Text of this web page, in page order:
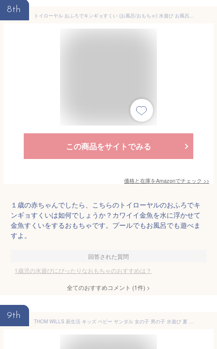
8th
トイローヤル おふろでキンギョすくい (お風呂/おもちゃ) 水遊び お風呂遊び (カラフル/色のお勉強) バスグッズ 動物
この商品をサイトでみる
価格と在庫をAmazonでチェック >>
１歳の赤ちゃんでしたら、こちらのトイローヤルのおふろでキ
ンギョすくいは如何でしょうか？カワイイ金魚を水に浮かせて
金魚すくいをするおもちゃです。プールでもお風呂でも遊べま
すよ。
回答された質問
1歳児の水遊びにぴったりなおもちゃのおすすめは？
全てのおすすめコメント (1件) >
9th
THOM WILLS 新生活 キッズ ベビー サンダル 女の子 男の子 水遊び 夏 プール 海水浴 川 靴 ファーストシューズ 赤ちゃん 子供 保育園 履きやすい 散歩 プレゼント ギフト